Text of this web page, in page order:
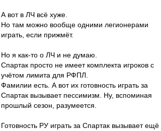
А вот в ЛЧ всё хуже.
Но там можно вообще одними легионерами
играть, если прижмёт.
Но я как-то о ЛЧ и не думаю.
Спартак просто не имеет комплекта игроков с
учётом лимита для РФПЛ.
Фамилии есть. А вот их готовность играть за
Спартак вызывает пессимизм. Ну, вспоминая
прошлый сезон, разумеется.
Готовность РУ играть за Спартак вызывает ещё